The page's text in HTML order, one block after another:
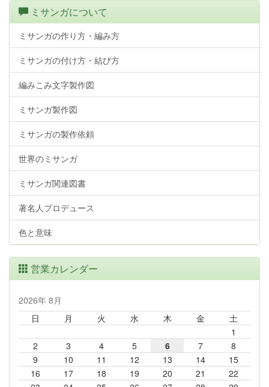
ミサンガについて
ミサンガの作り方・編み方
ミサンガの付け方・結び方
編みこみ文字製作図
ミサンガ製作図
ミサンガの製作依頼
世界のミサンガ
ミサンガ関連図書
著名人プロデュース
色と意味
営業カレンダー
2026年 8月
日
月 火 水 木 金
土
1
2
3 4 5 6 7
8
9
10 11 12 13 14
15
16
17 18 19 20 21
22